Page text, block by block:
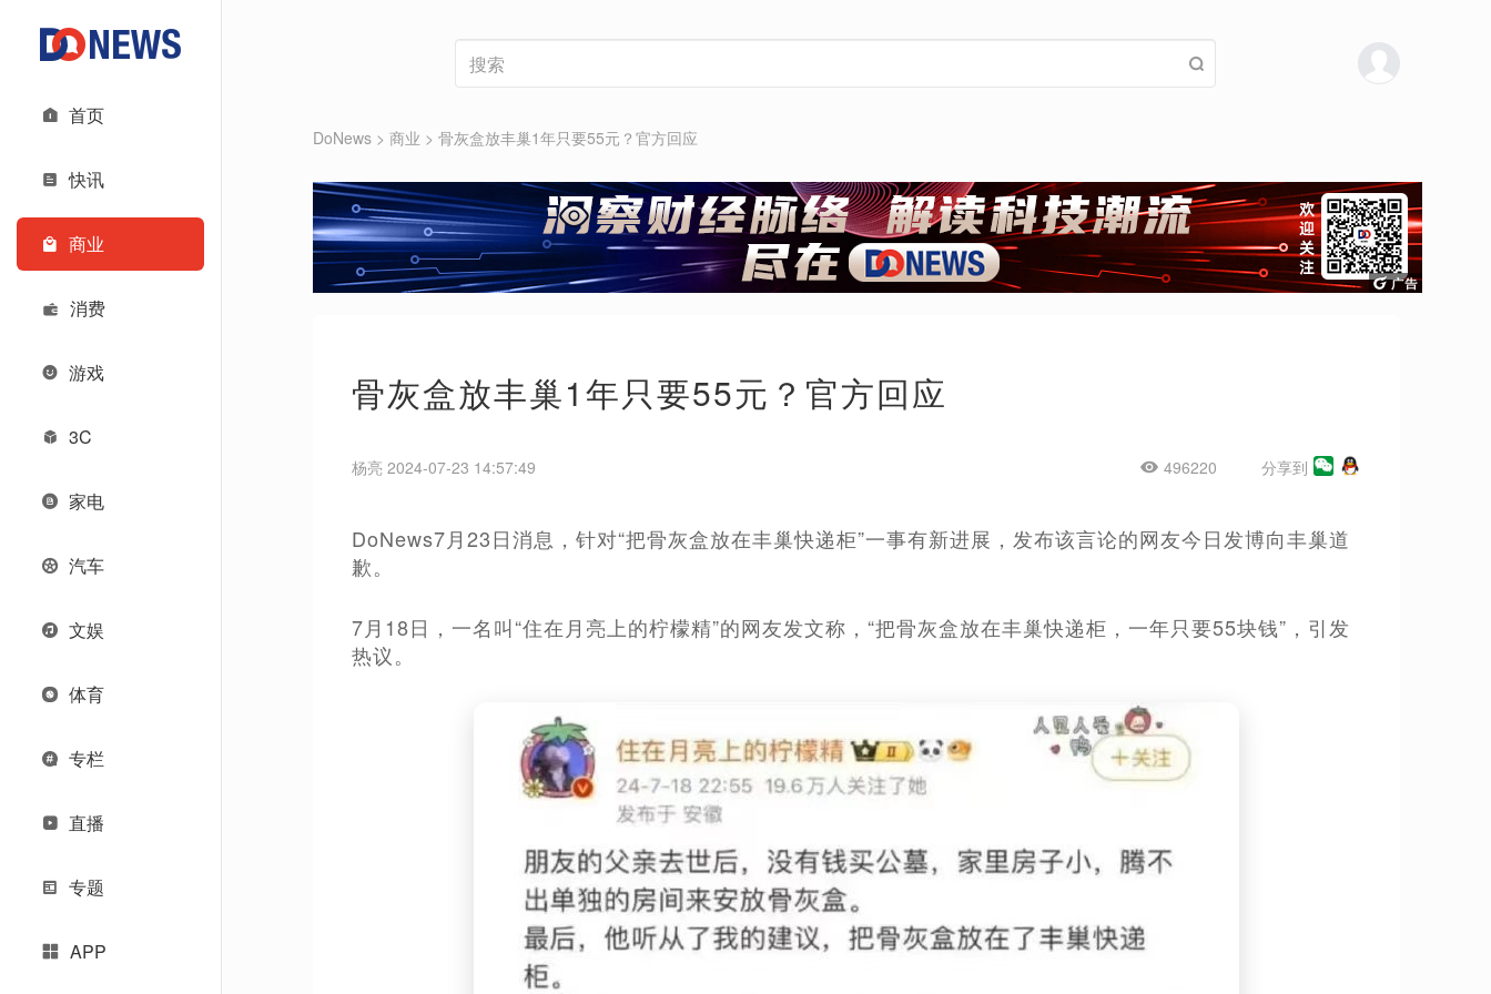
首页
快讯
商业
消费
游戏
3C
家电
汽车
文娱
体育
专栏
直播
专题
APP
DoNews > 商业 > 骨灰盒放丰巢1年只要55元？官方回应
骨灰盒放丰巢1年只要55元？官方回应
杨亮 2024-07-23 14:57:49 496220 分享到
DoNews7月23日消息，针对“把骨灰盒放在丰巢快递柜”一事有新进展，发布该言论的网友今日发博向丰巢道
歉。
7月18日，一名叫“住在月亮上的柠檬精”的网友发文称，“把骨灰盒放在丰巢快递柜，一年只要55块钱”，引发
热议。